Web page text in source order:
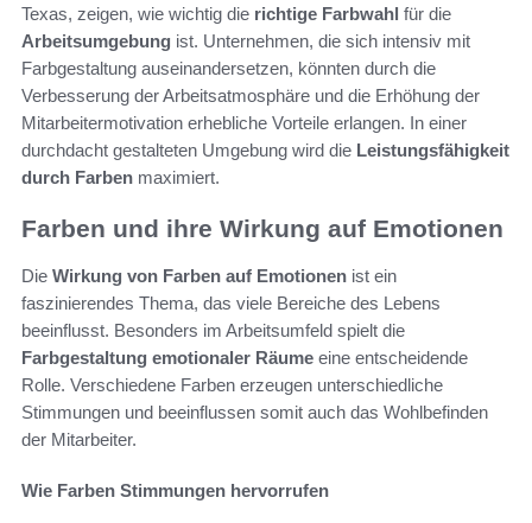
Texas, zeigen, wie wichtig die richtige Farbwahl für die
Arbeitsumgebung ist. Unternehmen, die sich intensiv mit
Farbgestaltung auseinandersetzen, könnten durch die
Verbesserung der Arbeitsatmosphäre und die Erhöhung der
Mitarbeitermotivation erhebliche Vorteile erlangen. In einer
durchdacht gestalteten Umgebung wird die Leistungsfähigkeit
durch Farben maximiert.
Farben und ihre Wirkung auf Emotionen
Die Wirkung von Farben auf Emotionen ist ein
faszinierendes Thema, das viele Bereiche des Lebens
beeinflusst. Besonders im Arbeitsumfeld spielt die
Farbgestaltung emotionaler Räume eine entscheidende
Rolle. Verschiedene Farben erzeugen unterschiedliche
Stimmungen und beeinflussen somit auch das Wohlbefinden
der Mitarbeiter.
Wie Farben Stimmungen hervorrufen